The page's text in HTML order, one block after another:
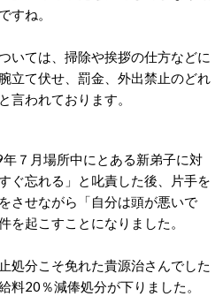
すね。
いては、掃除や挨拶の仕方などに
立て伏せ、罰金、外出禁止のどれ
言われております。
７月場所中にとある新弟子に対
ぐ忘れる」と叱責した後、片手を
させながら「自分は頭が悪いで
を起こすことになりました。
処分こそ免れた貴源治さんでした
料20％減俸処分が下りました。